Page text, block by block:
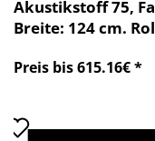
Akustikstoff 75,
Breite: 124 cm.
Preis bis 615.16€ *